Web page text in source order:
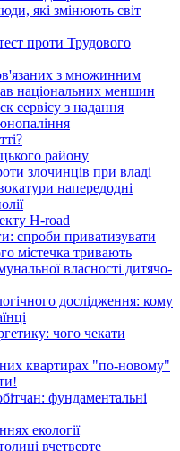
які змінюють світ
проти Трудового
з множинним
національних меншин
сервісу з надання
району
злочинців при владі
напередодні
H-road
спроби приватизувати
містечка тривають
власності дитячо-
дослідження: кому
чого чекати
квартирах "по-новому"
фундаментальні
екології
вчетверте